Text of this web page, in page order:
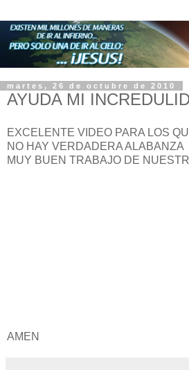
martes, 26 de octubre de 2010
AYUDA MI
EXCELENTE VIDEO PARA LOS
NO HAY VERDADERA ALABANZA
MUY BUEN TRABAJO DE
AMEN